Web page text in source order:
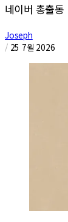
네이버 총출동
Joseph
/ 25 7월 2026